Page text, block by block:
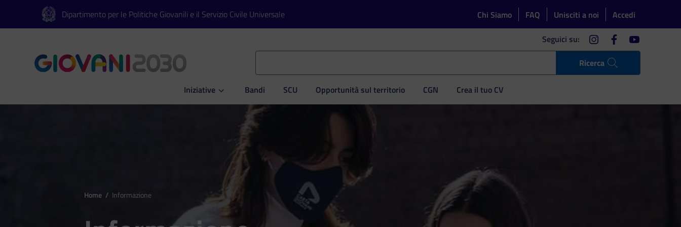
Vai al contenuto principale
Vai al footer Dipartimento per le Politiche Giovanili e il Servizio Civile Universale Chi Siamo FAQ Unisciti a noi Accedi
Ricerca
Seguici su: instagramfacebookyoutube
Iniziative
Apri Iniziative Bandi SCU Opportunità sul territorio CGN Crea il tuo CV
Home / Informazione